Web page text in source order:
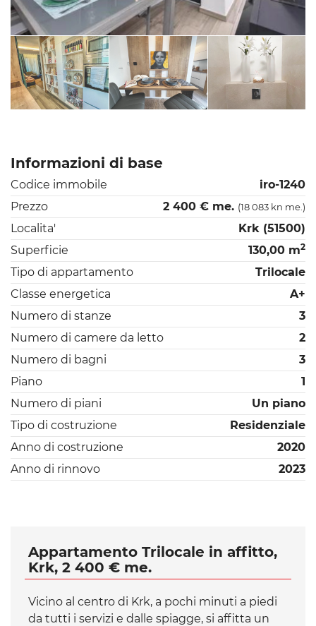
Informazioni di base
Codice immobile
iro-1240
Prezzo
2 400 € me. (18 083 kn me.)
Localita'
Krk (51500)
Superficie
130,00 m2
Tipo di appartamento
Trilocale
Classe energetica
A+
Numero di stanze
3
Numero di camere da letto
2
Numero di bagni
3
Piano
1
Numero di piani
Un piano
Tipo di costruzione
Residenziale
Anno di costruzione
2020
Anno di rinnovo
2023
Appartamento Trilocale in affitto,
Krk, 2 400 € me.
Vicino al centro di Krk, a pochi minuti a piedi
da tutti i servizi e dalle spiagge, si affitta un